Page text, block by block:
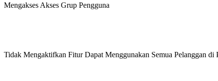
Mengakses Akses Grup Pengguna
Tidak Mengaktifkan Fitur Dapat Menggunakan Semua Pelanggan di